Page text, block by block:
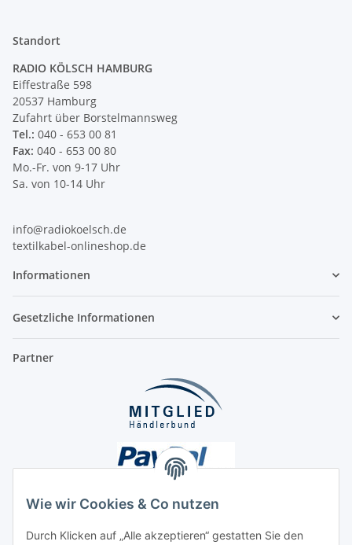
Wie wir Cookies & Co nutzen
Durch Klicken auf „Alle akzeptieren“ gestatten Sie den
Standort
RADIO KÖLSCH HAMBURG
Eiffestraße 598
20537 Hamburg
Zufahrt über Borstelmannsweg
Tel.: 040 - 653 00 81
Fax: 040 - 653 00 80
Mo.-Fr. von 9-17 Uhr
Sa. von 10-14 Uhr
info@radiokoelsch.de
textilkabel-onlineshop.de
Informationen
Gesetzliche Informationen
Partner